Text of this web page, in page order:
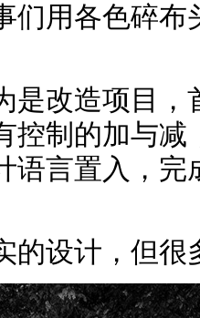
用各色碎布
改造项目，
控制的加与减
语言置入，
设计，但很